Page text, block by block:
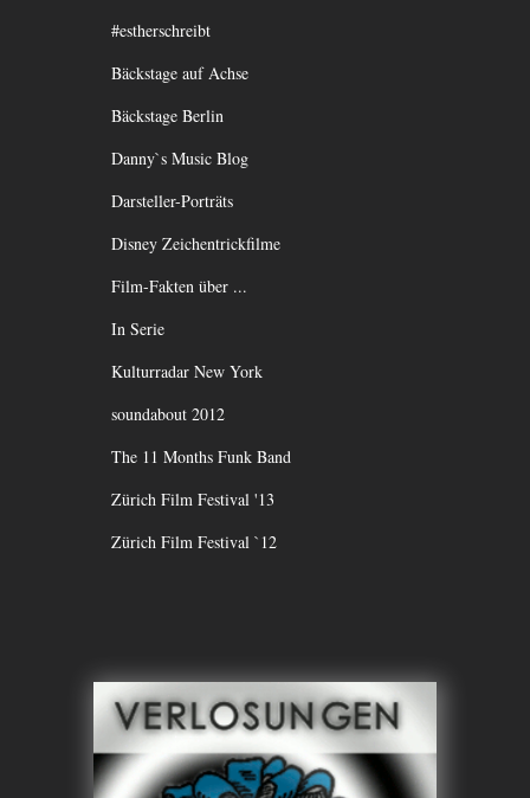
#estherschreibt
Bäckstage auf Achse
Bäckstage Berlin
Danny`s Music Blog
Darsteller-Porträts
Disney Zeichentrickfilme
Film-Fakten über ...
In Serie
Kulturradar New York
soundabout 2012
The 11 Months Funk Band
Zürich Film Festival '13
Zürich Film Festival `12